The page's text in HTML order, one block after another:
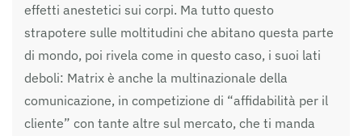
effetti anestetici sui corpi. Ma tutto questo
strapotere sulle moltitudini che abitano questa parte
di mondo, poi rivela come in questo caso, i suoi lati
deboli: Matrix è anche la multinazionale della
comunicazione, in competizione di “affidabilità per il
cliente” con tante altre sul mercato, che ti manda